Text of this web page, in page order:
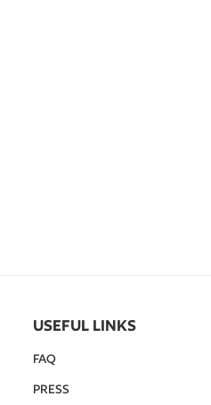
USEFUL LINKS
FAQ
PRESS